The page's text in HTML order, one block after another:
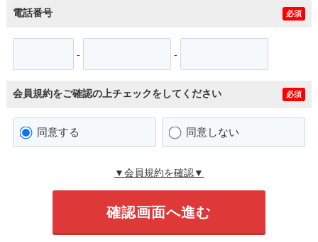
電話番号 必須
- -
会員規約をご確認の上チェックをしてください 必須
同意する 同意しない
▼会員規約を確認▼